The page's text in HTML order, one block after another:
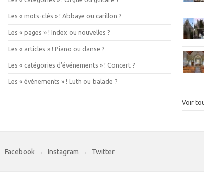
Les « mots-clés » ! Abbaye ou carillon ?
Les « pages » ! Index ou nouvelles ?
Les « articles » ! Piano ou danse ?
Les « catégories d’événements » ! Concert ?
Les « événements » ! Luth ou balade ?
Voir
Facebook → Instagram → Twitter